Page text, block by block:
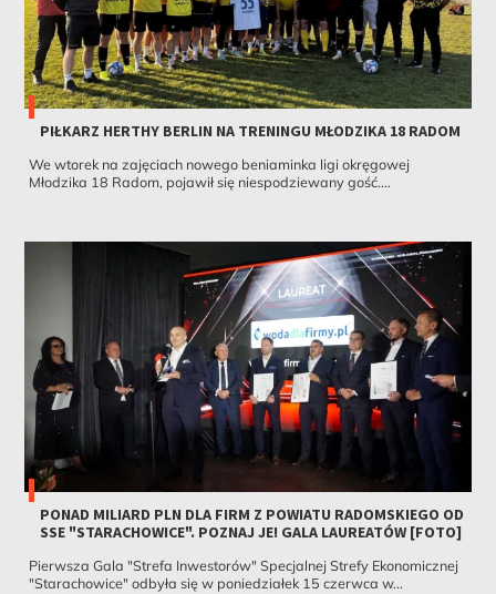
PIŁKARZ HERTHY BERLIN NA TRENINGU MŁODZIKA 18 RADOM
We wtorek na zajęciach nowego beniaminka ligi okręgowej
Młodzika 18 Radom, pojawił się niespodziewany gość....
PONAD MILIARD PLN DLA FIRM Z POWIATU RADOMSKIEGO OD
SSE "STARACHOWICE". POZNAJ JE! GALA LAUREATÓW [FOTO]
Pierwsza Gala "Strefa Inwestorów" Specjalnej Strefy Ekonomicznej
"Starachowice" odbyła się w poniedziałek 15 czerwca w...